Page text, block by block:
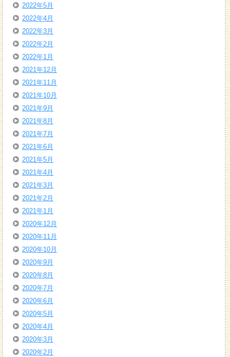
2022年5月
2022年4月
2022年3月
2022年2月
2022年1月
2021年12月
2021年11月
2021年10月
2021年9月
2021年8月
2021年7月
2021年6月
2021年5月
2021年4月
2021年3月
2021年2月
2021年1月
2020年12月
2020年11月
2020年10月
2020年9月
2020年8月
2020年7月
2020年6月
2020年5月
2020年4月
2020年3月
2020年2月